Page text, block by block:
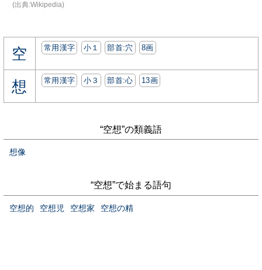
(出典:Wikipedia)
空 常用漢字 小１ 部首:⽳ 8画
想 常用漢字 小３ 部首:⼼ 13画
“空想”の類義語
想像
“空想”で始まる語句
空想的 空想児 空想家 空想の精